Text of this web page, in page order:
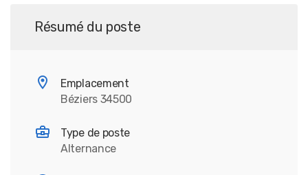
Résumé du poste
Emplacement
Béziers 34500
Type de poste
Alternance